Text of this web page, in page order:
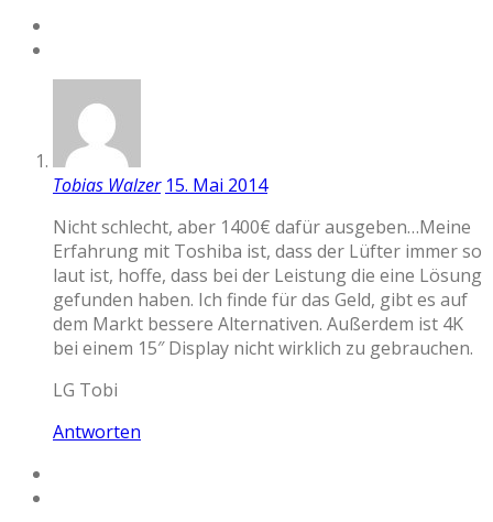
Tobias Walzer 15. Mai 2014
Nicht schlecht, aber 1400€ dafür ausgeben…Meine
Erfahrung mit Toshiba ist, dass der Lüfter immer so
laut ist, hoffe, dass bei der Leistung die eine Lösung
gefunden haben. Ich finde für das Geld, gibt es auf
dem Markt bessere Alternativen. Außerdem ist 4K
bei einem 15″ Display nicht wirklich zu gebrauchen.
LG Tobi
Antworten